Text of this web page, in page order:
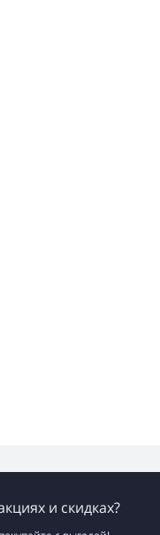
и скидках?